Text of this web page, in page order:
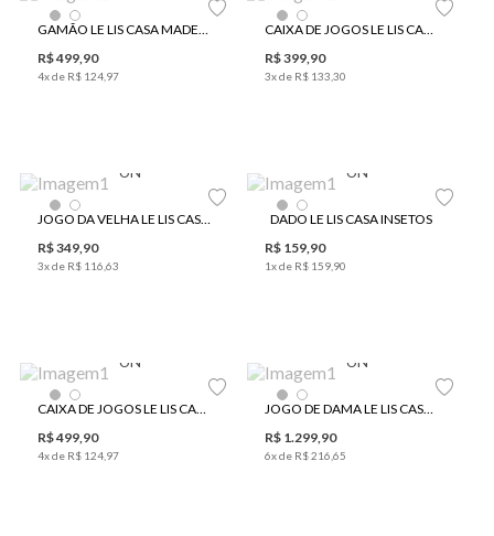
GAMÃO LE LIS CASA MADEIRA
R$499,90
4x de R$ 124 97
CAIXA DE JOGOS LE LIS CASA 3 EM 1 CUMARU
R$399,90
3x de R$ 133 30
UN
JOGO DA VELHA LE LIS CASA INSETOS
R$349,90
3x de R$ 116 63
UN
DADO LE LIS CASA INSETOS
R$ 159,90
1x de R$ 159 90
UN
CAIXA DE JOGOS LE LIS CASA 5 EM 1 MADEIRA II
R$499,90
4x de R$ 124 97
UN
JOGO DE DAMA LE LIS CASA OFF WHITE
R$ 1.299,90
6x de R$216 65